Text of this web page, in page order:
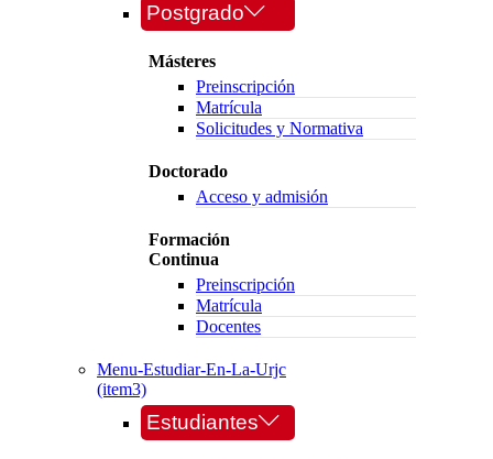
Postgrado
Másteres
Preinscripción
Matrícula
Solicitudes y Normativa
Doctorado
Acceso y admisión
Formación
Continua
Preinscripción
Matrícula
Docentes
Menu-Estudiar-En-La-Urjc
(item3)
Estudiantes